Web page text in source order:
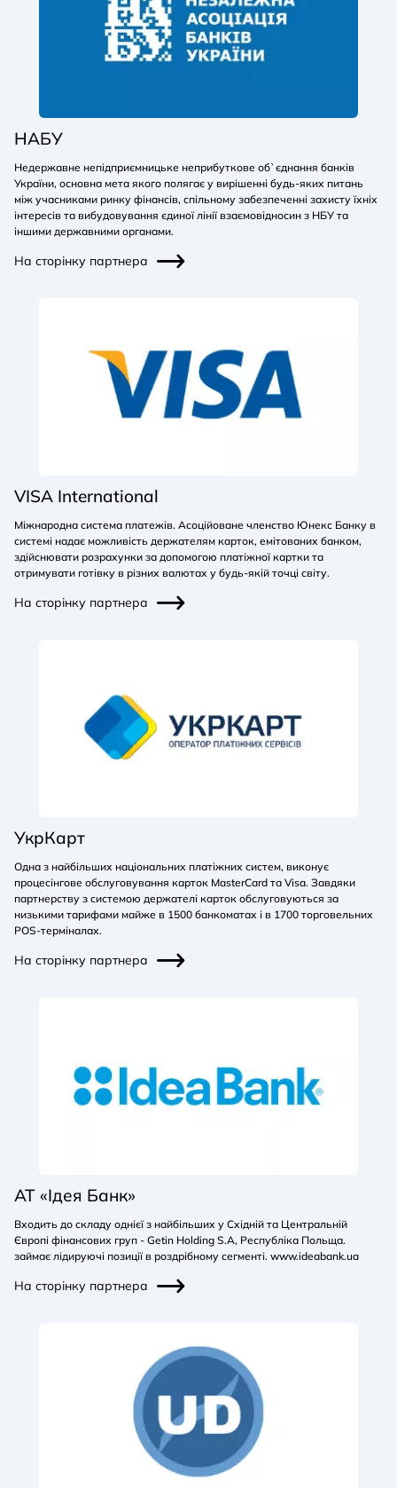
НАБУ
Недержавне непідприємницьке неприбуткове об`єднання банків
України, основна мета якого полягає у вирішенні будь-яких питань
між учасниками ринку фінансів, спільному забезпеченні захисту їхніх
інтересів та вибудовування єдиної лінії взаємовідносин з НБУ та
іншими державними органами.
На сторінку партнера
VISA International
Міжнародна система платежів. Асоційоване членство Юнекс Банку в
системі надає можливість держателям карток, емітованих банком,
здійснювати розрахунки за допомогою платіжної картки та
отримувати готівку в різних валютах у будь-якій точці світу.
На сторінку партнера
УкрКарт
Одна з найбільших національних платіжних систем, виконує
процесінгове обслуговування карток MasterCard та Visa. Завдяки
партнерству з системою держателі карток обслуговуються за
низькими тарифами майже в 1500 банкоматах і в 1700 торговельних
POS-терміналах.
На сторінку партнера
АТ «Ідея Банк»
Входить до складу однієї з найбільших у Східній та Центральній
Європі фінансових груп - Getin Holding S.A, Республіка Польща.
займає лідируючі позиції в роздрібному сегменті. www.ideabank.ua
На сторінку партнера